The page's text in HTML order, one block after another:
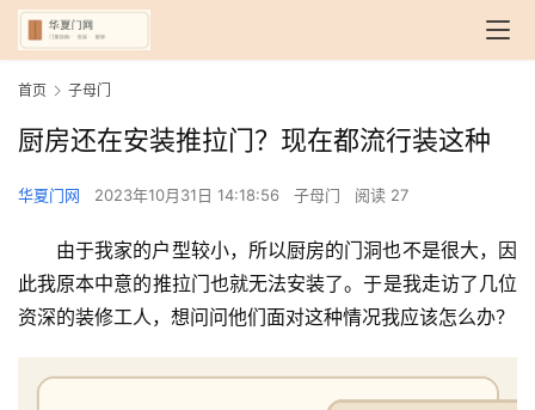
首页 子母门
厨房还在安装推拉门？现在都流行装这种
华夏门网 2023年10月31日 14:18:56 子母门 阅读 27
由于我家的户型较小，所以厨房的门洞也不是很大，因
此我原本中意的推拉门也就无法安装了。于是我走访了几位
资深的装修工人，想问问他们面对这种情况我应该怎么办？